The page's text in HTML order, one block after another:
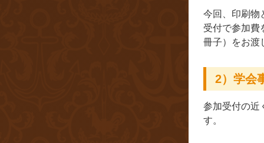
今回、印刷物
受付で参加費
冊子）をお渡
2）学会
参加受付の近
す。